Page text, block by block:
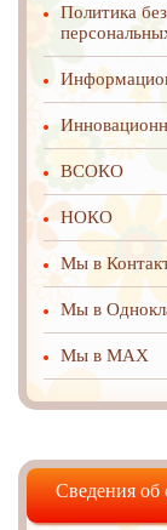
Политика
ВСОКО
НОКО
Мы в
Мы в
Мы в MAX
Сведения об